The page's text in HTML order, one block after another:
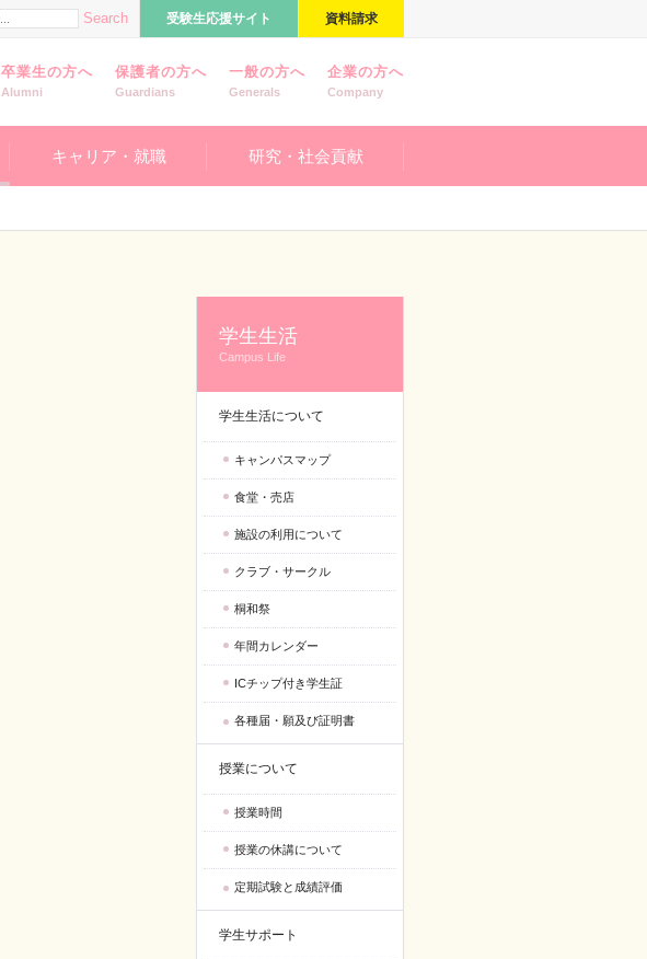
Search 受験生応援サイト 資料請求
卒業生の方へ
Alumni
保護者の方へ
Guardians
一般の方へ
Generals
企業の方へ
Company
キャリア・就職 研究・社会貢献
学生生活
Campus Life
学生生活について
キャンパスマップ
食堂・売店
施設の利用について
クラブ・サークル
桐和祭
年間カレンダー
ICチップ付き学生証
各種届・願及び証明書
授業について
授業時間
授業の休講について
定期試験と成績評価
学生サポート